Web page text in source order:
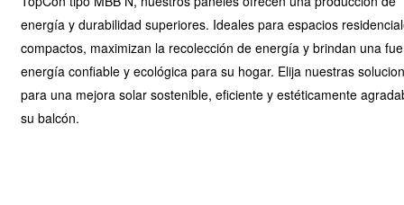
energía y durabilidad superiores. Ideales para espacios
compactos, maximizan la recolección de energía y brindan una
energía confiable y ecológica para su hogar. Elija nuestras
para una mejora solar sostenible, eficiente y estéticamente
su balcón.